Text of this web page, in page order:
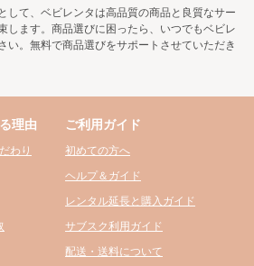
が充実
して、ベビレンタは高品質の商品と良質なサー
します。商品選びに困ったら、いつでもベビレ
い。無料で商品選びをサポートさせていただき
理由
わり
ご利用ガイド
初めての方へ
ヘルプ＆ガイド
レンタル延長と購入ガイド
サブスク利用ガイド
配送・送料について